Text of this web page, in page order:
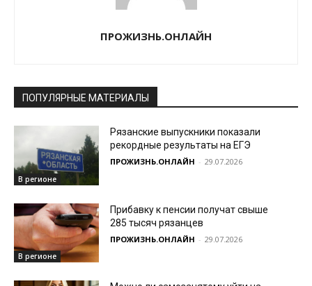
ПРОЖИЗНЬ.ОНЛАЙН
ПОПУЛЯРНЫЕ МАТЕРИАЛЫ
В регионе
Рязанские выпускники показали
рекордные результаты на ЕГЭ
ПРОЖИЗНЬ.ОНЛАЙН - 29.07.2026
В регионе
Прибавку к пенсии получат свыше
285 тысяч рязанцев
ПРОЖИЗНЬ.ОНЛАЙН - 29.07.2026